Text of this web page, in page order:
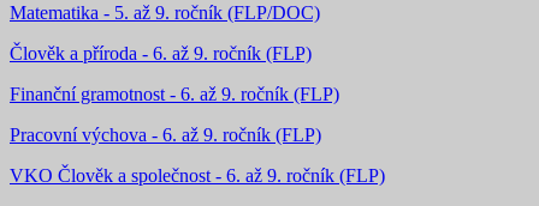
Matematika - 5. až 9. ročník (FLP/DOC)
Člověk a příroda - 6. až 9. ročník (FLP)
Finanční gramotnost - 6. až 9. ročník (FLP)
Pracovní výchova - 6. až 9. ročník (FLP)
VKO Člověk a společnost - 6. až 9. ročník (FLP)